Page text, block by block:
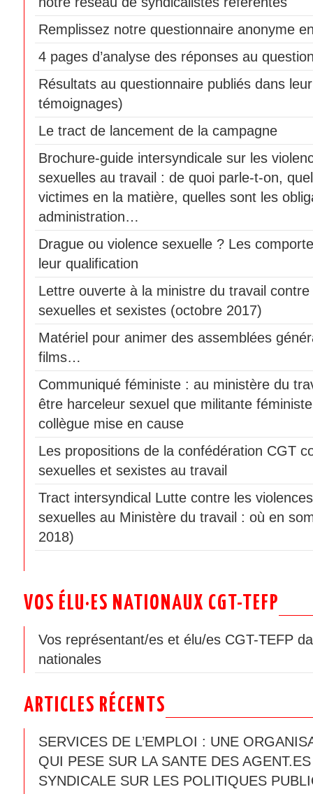
Remplissez notre questionnaire anonyme
4 pages d’analyse des réponses au
Résultats au questionnaire publiés dans
témoignages)
Le tract de lancement de la campagne
Brochure-guide intersyndicale sur les
sexuelles au travail : de quoi parle-t-on,
victimes en la matière, quelles sont les
administration…
Drague ou violence sexuelle ? Les
leur qualification
Lettre ouverte à la ministre du travail contre
sexuelles et sexistes (octobre 2017)
Matériel pour animer des assemblées
films…
Communiqué féministe : au ministère du
être harceleur sexuel que militante
collègue mise en cause
Les propositions de la confédération CGT
sexuelles et sexistes au travail
Tract intersyndical Lutte contre les
sexuelles au Ministère du travail : où en
2018)
VOS ÉLU·ES NATIONAUX CGT-TEFP
Vos représentant/es et élu/es CGT-TEFP
nationales
ARTICLES RÉCENTS
SERVICES DE L’EMPLOI : UNE
QUI PESE SUR LA SANTE DES
SYNDICALE SUR LES POLITIQUES